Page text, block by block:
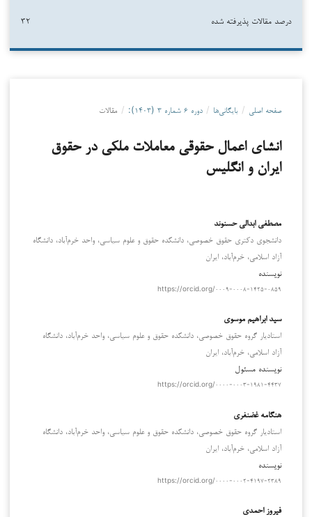
درصد مقالات پذیرفته شده ۳۲
صفحه اصلی / بایگانی‌ها / دوره ۶ شماره ۳ (۱۴۰۳): / مقالات
انشای اعمال حقوقی معاملات ملکی در حقوق
ایران و انگلیس
مصطفی ابدالی حسنوند
دانشجوی دکتری حقوق خصوصی، دانشکده حقوق و علوم سیاسی، واحد خرم‌آباد، دانشگاه
آزاد اسلامی، خرم‌آباد، ایران
نویسنده
https://orcid.org/۰۰۰۹-۰۰۰۸-۱۴۲۵-۰۸۵۹
سید ابراهیم موسوی
استادیار گروه حقوق خصوصی، دانشکده حقوق و علوم سیاسی، واحد خرم‌آباد، دانشگاه
آزاد اسلامی، خرم‌آباد، ایران
نویسنده مسئول
https://orcid.org/۰۰۰۰-۰۰۰۳-۱۹۸۱-۴۴۳۷
هنگامه غضنفری
استادیار گروه حقوق خصوصی، دانشکده حقوق و علوم سیاسی، واحد خرم‌آباد، دانشگاه
آزاد اسلامی، خرم‌آباد، ایران
نویسنده
https://orcid.org/۰۰۰۰-۰۰۰۲-۴۱۹۷-۲۳۸۹
فیروز احمدی